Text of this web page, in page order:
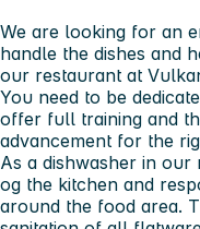
We are looking for an
handle the dishes and
our restaurant at
You need to be
offer full training and
advancement for the
As a dishwasher in
og the kitchen and
around the food area.